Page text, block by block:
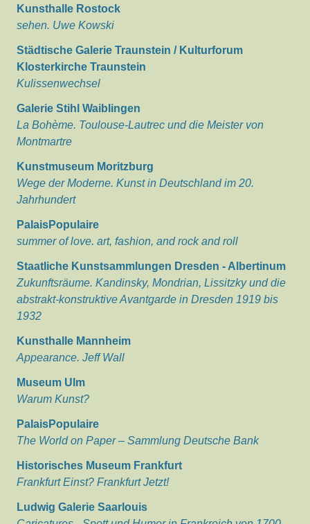
Kunsthalle Rostock
sehen. Uwe Kowski
Städtische Galerie Traunstein / Kulturforum
Klosterkirche Traunstein
Kulissenwechsel
Galerie Stihl Waiblingen
La Bohème. Toulouse-Lautrec und die Meister von
Montmartre
Kunstmuseum Moritzburg
Wege der Moderne. Kunst in Deutschland im 20.
Jahrhundert
PalaisPopulaire
summer of love. art, fashion, and rock and roll
Staatliche Kunstsammlungen Dresden - Albertinum
Zukunftsräume. Kandinsky, Mondrian, Lissitzky und die
abstrakt-konstruktive Avantgarde in Dresden 1919 bis
1932
Kunsthalle Mannheim
Appearance. Jeff Wall
Museum Ulm
Warum Kunst?
PalaisPopulaire
The World on Paper – Sammlung Deutsche Bank
Historisches Museum Frankfurt
Frankfurt Einst? Frankfurt Jetzt!
Ludwig Galerie Saarlouis